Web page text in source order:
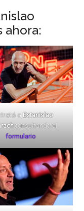
ahora:
a Estanislao
consultando al
formulario